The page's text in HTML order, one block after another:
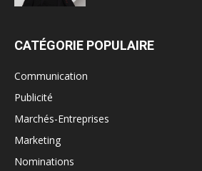
CATÉGORIE POPULAIRE
Communication
Publicité
Marchés-Entreprises
Marketing
Nominations